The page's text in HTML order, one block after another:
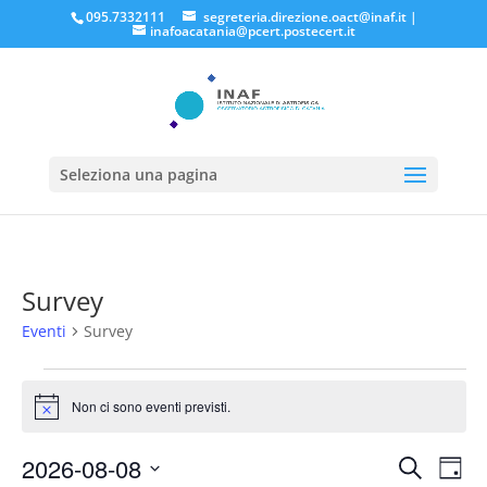
095.7332111 segreteria.direzione.oact@inaf.it|
inafoacatania@pcert.postecert.it
Seleziona una pagina
Survey
Eventi Survey
Eventi
for
8,
Notice Non ci sono eventi previsti.
Eventi
Cerca
2026-08-08